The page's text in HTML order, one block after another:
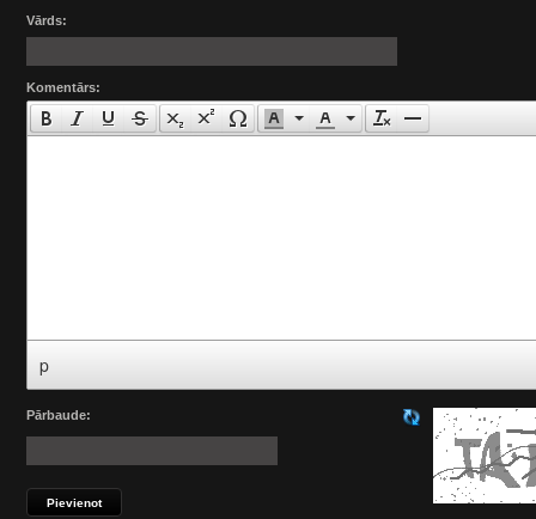
Vārds:
Komentārs:
p
Pārbaude: